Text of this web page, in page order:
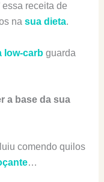
essa receita de
na sua dieta.
low-carbguarda
a base da sua
comendo quilos
…